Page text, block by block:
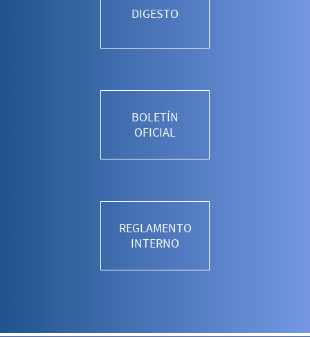
DIGESTO
BOLETÍN
OFICIAL
REGLAMENTO
INTERNO